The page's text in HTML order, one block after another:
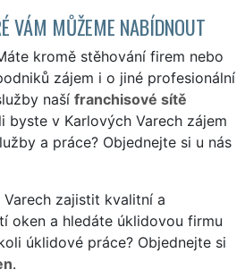
VÁM MŮŽEME NABÍDNOUT
kromě stěhování firem nebo
zájem i o jiné profesionální
naší franchisové sítě
byste v Karlových Varech zájem
a práce? Objednejte si u nás
zajistit kvalitní a
oken a hledáte úklidovou firmu
úklidové práce? Objednejte si
.